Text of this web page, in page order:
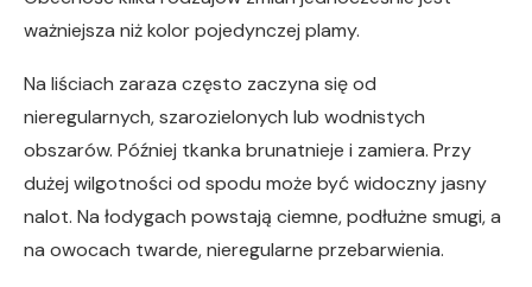
ważniejsza niż kolor pojedynczej plamy.
Na liściach zaraza często zaczyna się od
nieregularnych, szarozielonych lub wodnistych
obszarów. Później tkanka brunatnieje i zamiera. Przy
dużej wilgotności od spodu może być widoczny jasny
nalot. Na łodygach powstają ciemne, podłużne smugi, a
na owocach twarde, nieregularne przebarwienia.